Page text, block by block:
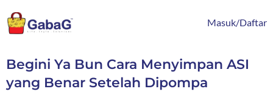
ke
konten
Masuk/Daftar
Begini Ya Bun Cara Menyimpan ASI
yang Benar Setelah Dipompa